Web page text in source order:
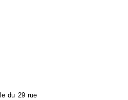
du 29 rue